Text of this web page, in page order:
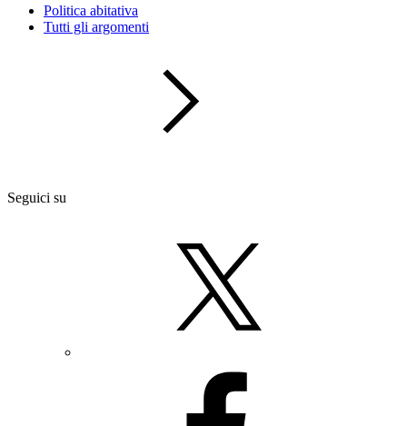
Politica abitativa
Tutti gli argomenti
Seguici su